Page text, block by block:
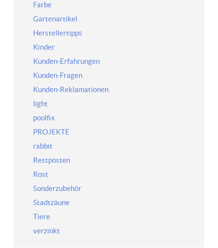
Farbe
Gartenartikel
Herstellertipps
Kinder
Kunden-Erfahrungen
Kunden-Fragen
Kunden-Reklamationen
light
poolfix
PROJEKTE
rabbit
Restposten
Rost
Sonderzubehör
Stadtzäune
Tiere
verzinkt